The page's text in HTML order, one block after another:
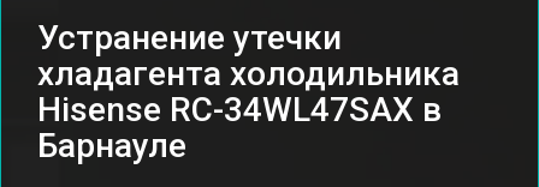
Устранение утечки
хладагента холодильника
Hisense RС-34WL47SAX в
Барнауле